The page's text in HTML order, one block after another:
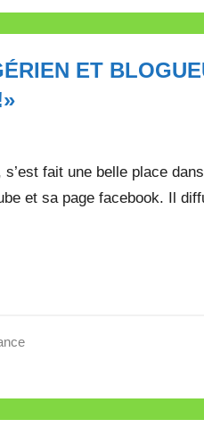
ET
fait une belle place
et sa page facebook. Il